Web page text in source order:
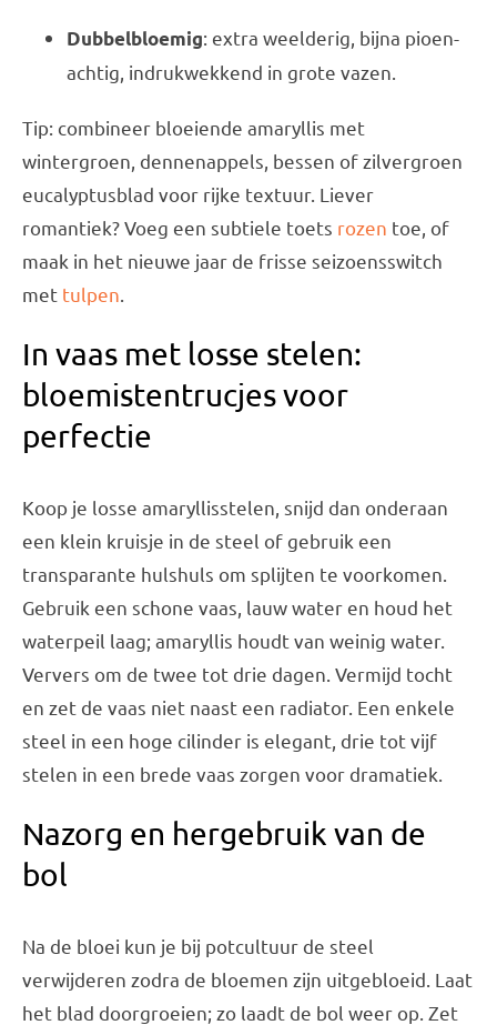
Dubbelbloemig: extra weelderig, bijna pioen-
achtig, indrukwekkend in grote vazen.
Tip: combineer bloeiende amaryllis met
wintergroen, dennenappels, bessen of zilvergroen
eucalyptusblad voor rijke textuur. Liever
romantiek? Voeg een subtiele toets rozen toe, of
maak in het nieuwe jaar de frisse seizoensswitch
met tulpen.
In vaas met losse stelen:
bloemistentrucjes voor
perfectie
Koop je losse amaryllisstelen, snijd dan onderaan
een klein kruisje in de steel of gebruik een
transparante hulshuls om splijten te voorkomen.
Gebruik een schone vaas, lauw water en houd het
waterpeil laag; amaryllis houdt van weinig water.
Ververs om de twee tot drie dagen. Vermijd tocht
en zet de vaas niet naast een radiator. Een enkele
steel in een hoge cilinder is elegant, drie tot vijf
stelen in een brede vaas zorgen voor dramatiek.
Nazorg en hergebruik van de
bol
Na de bloei kun je bij potcultuur de steel
verwijderen zodra de bloemen zijn uitgebloeid. Laat
het blad doorgroeien; zo laadt de bol weer op. Zet